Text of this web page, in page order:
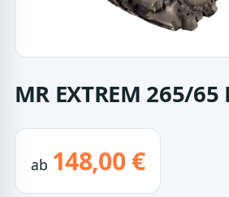
MR EXTREM 265/65
ab 148,00 €